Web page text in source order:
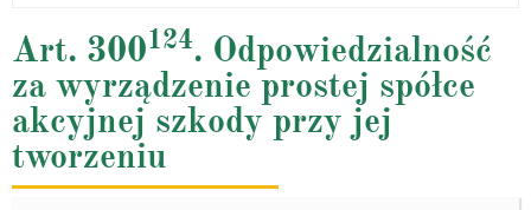
Art. 300124. Odpowiedzialność
za wyrządzenie prostej spółce
akcyjnej szkody przy jej
tworzeniu